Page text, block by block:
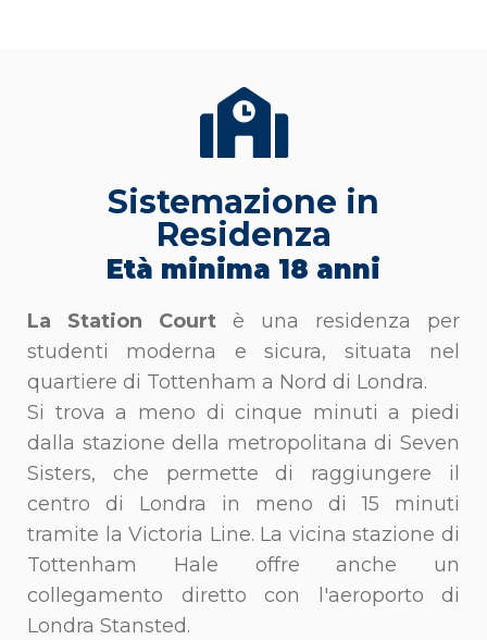
Sistemazione in
Residenza
Età minima 18 anni
La Station Court è una residenza per
studenti moderna e sicura, situata nel
quartiere di Tottenham a Nord di Londra.
Si trova a meno di cinque minuti a piedi
dalla stazione della metropolitana di Seven
Sisters, che permette di raggiungere il
centro di Londra in meno di 15 minuti
tramite la Victoria Line. La vicina stazione di
Tottenham Hale offre anche un
collegamento diretto con l'aeroporto di
Londra Stansted.